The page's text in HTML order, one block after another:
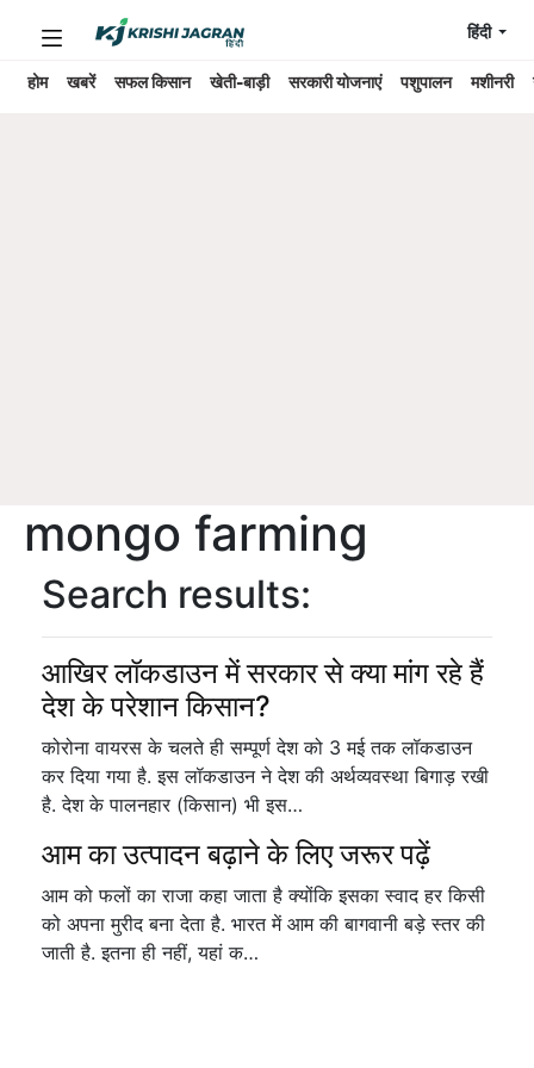
होम खबरें सफल किसान खेती-बाड़ी सरकारी योजनाएं पशुपालन मशीनरी
हिंदी
mongo farming
Search results:
आखिर लॉकडाउन में सरकार से क्या मांग रहे हैं
देश के परेशान किसान?
कोरोना वायरस के चलते ही सम्पूर्ण देश को 3 मई तक लॉकडाउन
कर दिया गया है. इस लॉकडाउन ने देश की अर्थव्यवस्था बिगाड़ रखी
है. देश के पालनहार (किसान) भी इस…
आम का उत्पादन बढ़ाने के लिए जरूर पढ़ें
आम को फलों का राजा कहा जाता है क्योंकि इसका स्वाद हर किसी
को अपना मुरीद बना देता है. भारत में आम की बागवानी बड़े स्तर की
जाती है. इतना ही नहीं, यहां क…